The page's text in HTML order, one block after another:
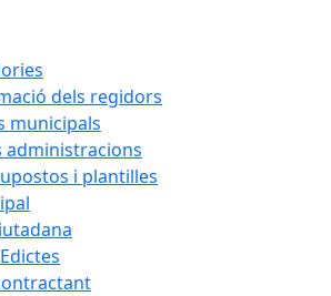
dels regidors
municipals
administracions
i plantilles